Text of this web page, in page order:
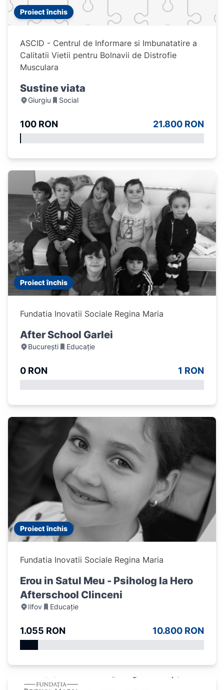
Proiect închis
ASCID - Centrul de Informare si Imbunatatire a
Calitatii Vietii pentru Bolnavii de Distrofie
Musculara
Sustine viata
Giurgiu Social
100 RON 21.800 RON
Proiect închis
Fundatia Inovatii Sociale Regina Maria
After School Garlei
București Educație
0 RON 1 RON
Proiect închis
Fundatia Inovatii Sociale Regina Maria
Erou in Satul Meu - Psiholog la Hero
Afterschool Clinceni
Ilfov Educație
1.055 RON 10.800 RON